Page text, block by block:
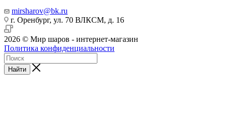
mirsharov@bk.ru
г. Оренбург, ул. 70 ВЛКСМ, д. 16
2026 © Мир шаров - интернет-магазин
Политика конфиденциальности
Найти